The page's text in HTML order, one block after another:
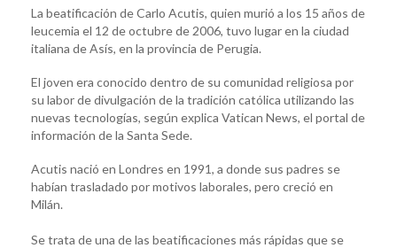
La beatificación de Carlo Acutis, quien murió a los 15 años de
leucemia el 12 de octubre de 2006, tuvo lugar en la ciudad
italiana de Asís, en la provincia de Perugia.
El joven era conocido dentro de su comunidad religiosa por
su labor de divulgación de la tradición católica utilizando las
nuevas tecnologías, según explica Vatican News, el portal de
información de la Santa Sede.
Acutis nació en Londres en 1991, a donde sus padres se
habían trasladado por motivos laborales, pero creció en
Milán.
Se trata de una de las beatificaciones más rápidas que se